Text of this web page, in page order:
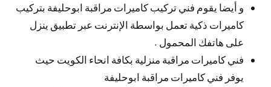
و أيضا يقوم فني تركيب كاميرات مراقبة ابوحليفة بتركيب
كاميرات ذكية تعمل بواسطة الإنترنت عبر تطبيق ينزل
على هاتفك المحمول .
فني كاميرات مراقبة منزلية بكافة انحاء الكويت حيث
يوفر فني كاميرات مراقبة ابوحليفة